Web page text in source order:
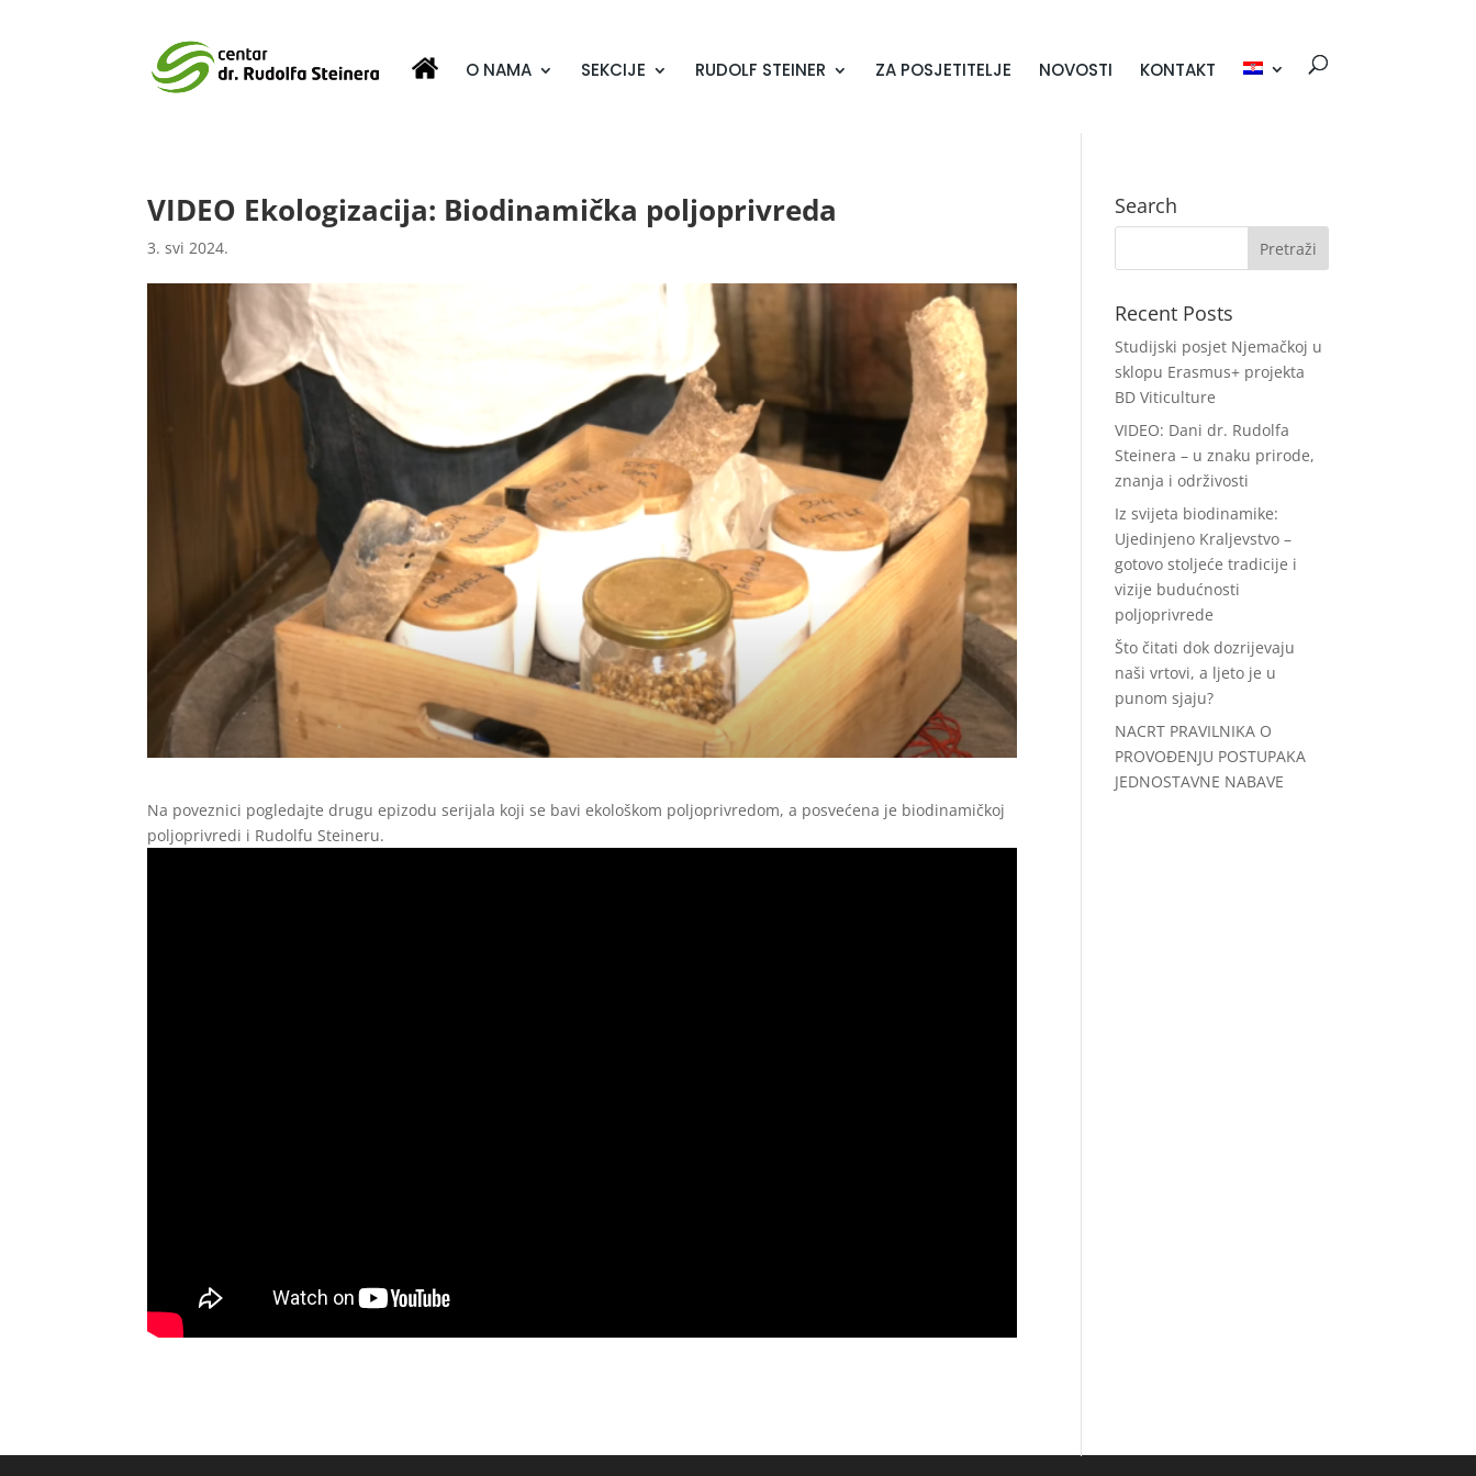
O NAMA SEKCIJE RUDOLF STEINER ZA POSJETITELJE NOVOSTI KONTAKT
VIDEO Ekologizacija: Biodinamička poljoprivreda
3. svi 2024.
Na poveznici pogledajte drugu epizodu serijala koji se bavi ekološkom poljoprivredom, a posvećena je biodinamičkoj
poljoprivredi i Rudolfu Steineru.
Search
Recent Posts
Studijski posjet Njemačkoj u
sklopu Erasmus+ projekta
BD Viticulture
VIDEO: Dani dr. Rudolfa
Steinera – u znaku prirode,
znanja i održivosti
Iz svijeta biodinamike:
Ujedinjeno Kraljevstvo –
gotovo stoljeće tradicije i
vizije budućnosti
poljoprivrede
Što čitati dok dozrijevaju
naši vrtovi, a ljeto je u
punom sjaju?
NACRT PRAVILNIKA O
PROVOĐENJU POSTUPAKA
JEDNOSTAVNE NABAVE